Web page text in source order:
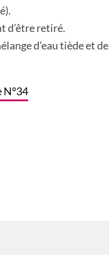
d’être retiré.
d’eau tiède et de
N°34